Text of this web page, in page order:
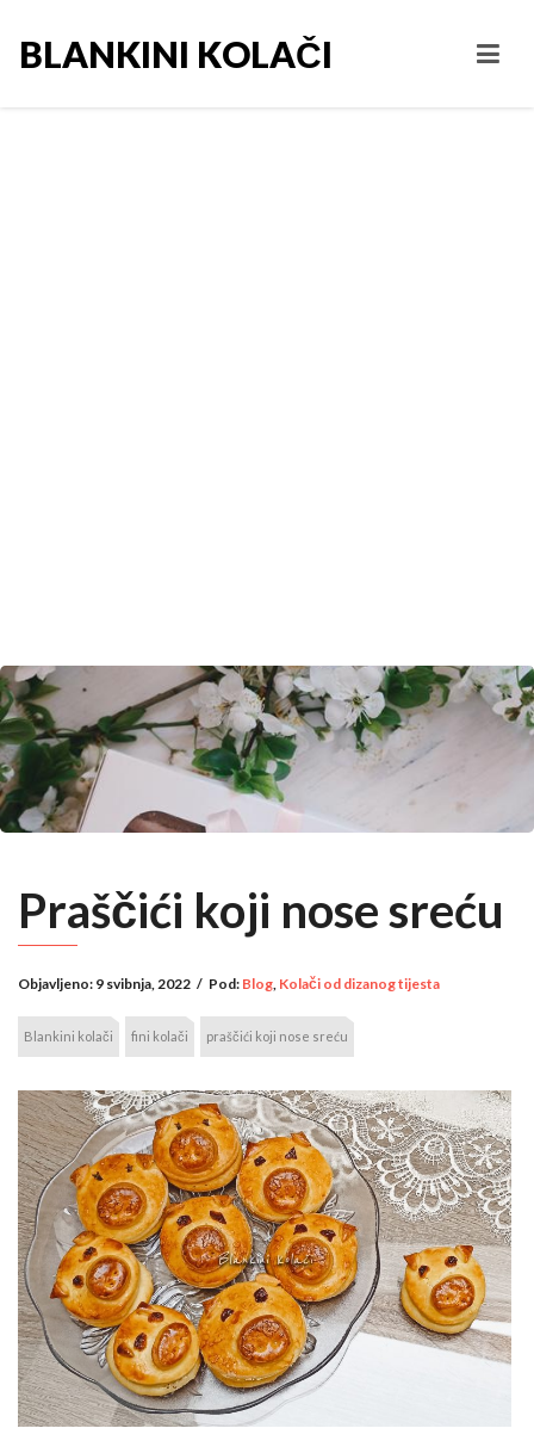
BLANKINI KOLAČI
Praščići koji nose sreću
Objavljeno: 9 svibnja, 2022 / Pod: Blog, Kolači od dizanog tijesta
Blankini kolači fini kolači praščići koji nose sreću